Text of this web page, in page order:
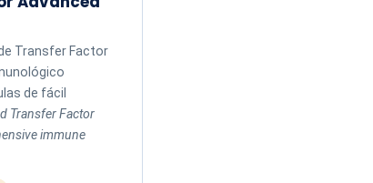
Transfer Factor
de fácil
Transfer Factor
immune